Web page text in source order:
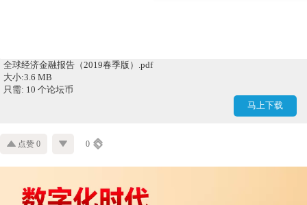
全球经济金融报告（2019春季版）.pdf
大小:3.6 MB
只需: 10 个论坛币
马上下载
点赞 0 0